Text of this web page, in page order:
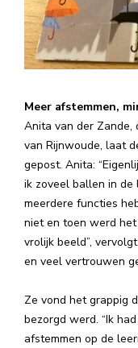
Meer afstemmen,
Anita van der Zande,
van Rijnwoude, laat
gepost. Anita:
ik zoveel ballen in
meerdere functies
niet en toen werd
vrolijk beeld”,
en veel vertrouwen
Ze vond het grappig
bezorgd werd. “Ik
afstemmen op de